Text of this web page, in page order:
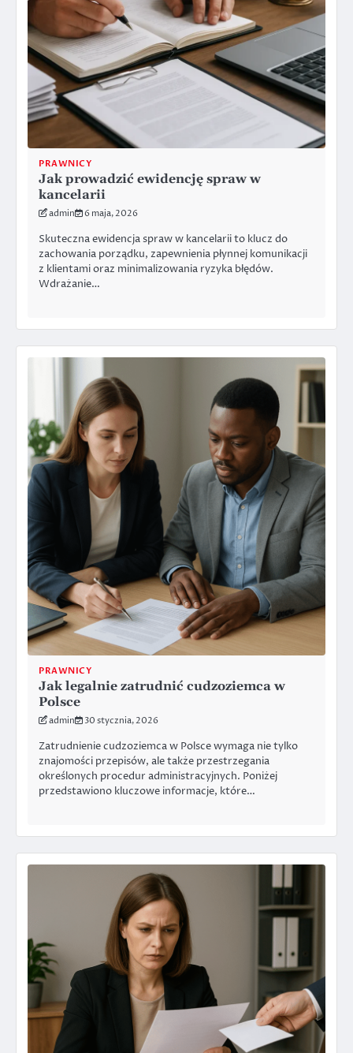
PRAWNICY
Jak prowadzić ewidencję spraw w
kancelarii
admin 6 maja, 2026
Skuteczna ewidencja spraw w kancelarii to klucz do
zachowania porządku, zapewnienia płynnej komunikacji
z klientami oraz minimalizowania ryzyka błędów.
Wdrażanie…
PRAWNICY
Jak legalnie zatrudnić cudzoziemca w
Polsce
admin 30 stycznia, 2026
Zatrudnienie cudzoziemca w Polsce wymaga nie tylko
znajomości przepisów, ale także przestrzegania
określonych procedur administracyjnych. Poniżej
przedstawiono kluczowe informacje, które…